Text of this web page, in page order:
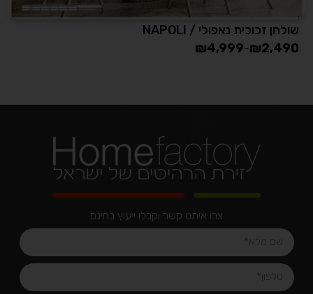
שולחן זכוכית נאפולי / NAPOLI
₪2,490
–
₪4,999
צרו איתנו קשר וקבלו ייעוץ בחינם